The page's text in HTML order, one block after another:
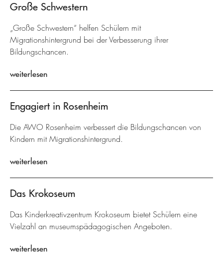
Große Schwestern
„Große Schwestern“ helfen Schülern mit
Migrationshintergrund bei der Verbesserung ihrer
Bildungschancen.
weiterlesen
Engagiert in Rosenheim
Die AWO Rosenheim verbessert die Bildungschancen von
Kindern mit Migrationshintergrund.
weiterlesen
Das Krokoseum
Das Kinderkreativzentrum Krokoseum bietet Schülern eine
Vielzahl an museumspädagogischen Angeboten.
weiterlesen